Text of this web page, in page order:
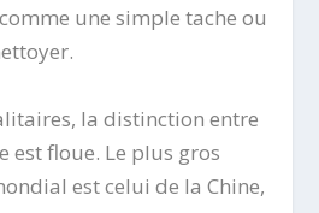
une simple tache ou
la distinction entre
est floue. Le plus gros
est celui de la Chine,